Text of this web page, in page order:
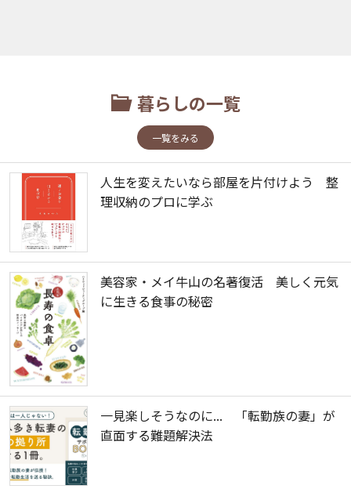
暮らしの一覧
一覧をみる
人生を変えたいなら部屋を片付けよう 整
理収納のプロに学ぶ
美容家・メイ牛山の名著復活 美しく元気
に生きる食事の秘密
一見楽しそうなのに... 「転勤族の妻」が
直面する難題解決法